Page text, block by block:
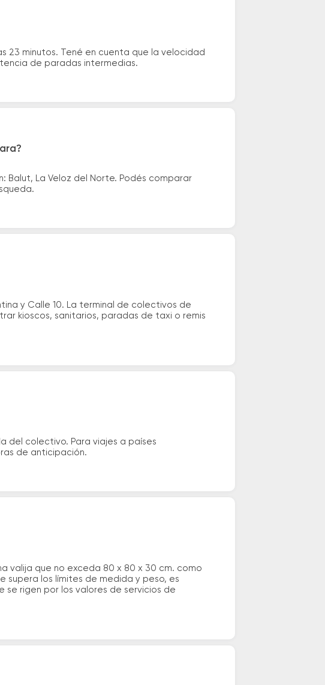
23 minutos. Tené en cuenta que la velocidad
de paradas intermedias.
Balut, La Veloz del Norte. Podés comparar
y Calle 10. La terminal de colectivos de
kioscos, sanitarios, paradas de taxi o remis
del colectivo. Para viajes a países
de anticipación.
valija que no exceda 80 x 80 x 30 cm. como
supera los límites de medida y peso, es
rigen por los valores de servicios de